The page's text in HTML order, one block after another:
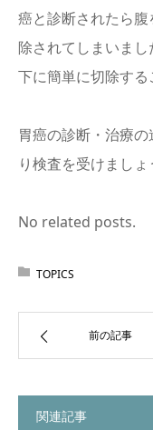
癌と診断されたら
除されてしまいま
下に簡単に切除する
胃癌の診断・治療
り検査を受けましょ
No related posts.
TOPICS
前の記事
関連記事